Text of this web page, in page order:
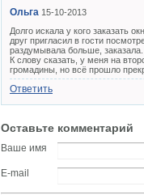
Ольга 15-10-2013
Долго искала у кого заказать
друг пригласил в гости
раздумывала больше,
К слову сказать, у меня на
громадины, но всё прошло
Ответить
Оставьте комментарий
Ваше имя
E-mail